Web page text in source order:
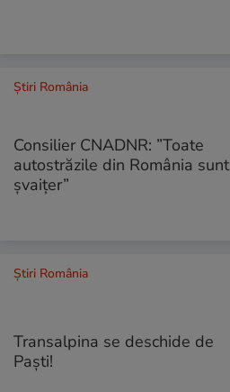
Știri România
Consilier CNADNR: ”Toate
autostrăzile din România sunt
șvaițer”
Știri România
Transalpina se deschide de
Paști!